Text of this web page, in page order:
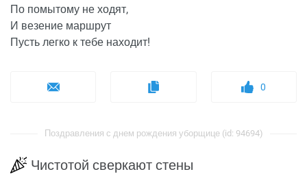
По помытому не ходят,
И везение маршрут
Пусть легко к тебе находит!
0
Поздравления с днем рождения уборщице (id: 94694)
Чистотой сверкают стены